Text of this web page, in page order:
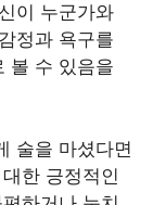
이 누군가와
정과 욕구를
볼 수 있음을
술을 마셨다면
한 긍정적인